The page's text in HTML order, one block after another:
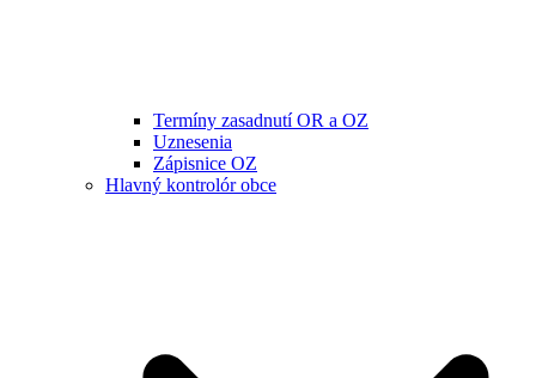
Termíny zasadnutí OR a OZ
Uznesenia
Zápisnice OZ
Hlavný kontrolór obce